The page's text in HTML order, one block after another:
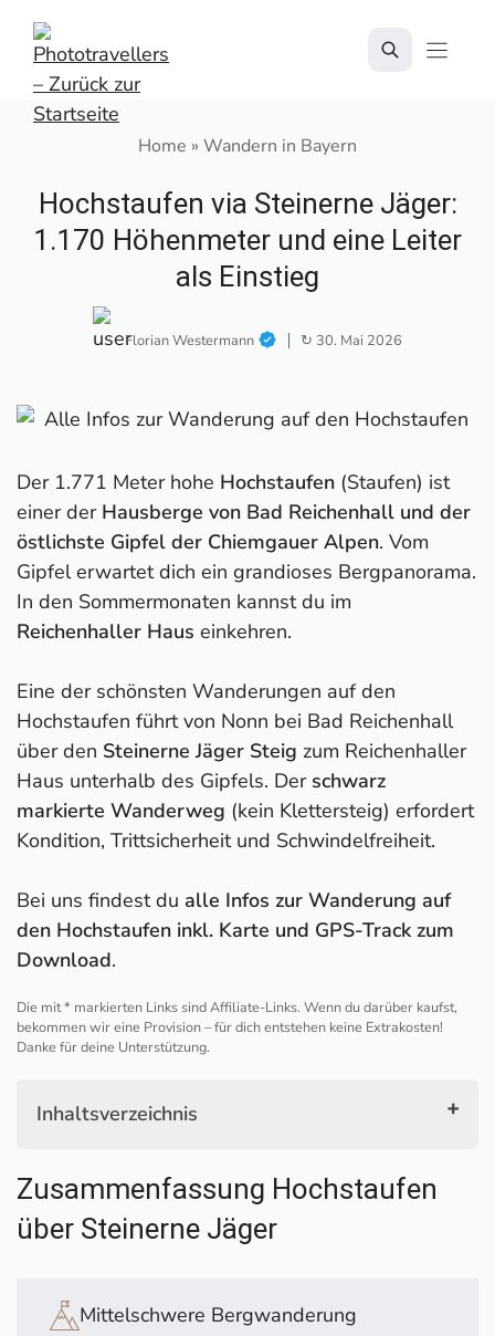
Inhalt
springen
Home » Wandern in Bayern
Hochstaufen via Steinerne Jäger:
1.170 Höhenmeter und eine Leiter
als Einstieg
Florian Westermann ↻ 30. Mai 2026
Der 1.771 Meter hohe Hochstaufen (Staufen) ist
einer der Hausberge von Bad Reichenhall und der
östlichste Gipfel der Chiemgauer Alpen. Vom
Gipfel erwartet dich ein grandioses Bergpanorama.
In den Sommermonaten kannst du im
Reichenhaller Haus einkehren.
Eine der schönsten Wanderungen auf den
Hochstaufen führt von Nonn bei Bad Reichenhall
über den Steinerne Jäger Steig zum Reichenhaller
Haus unterhalb des Gipfels. Der schwarz
markierte Wanderweg (kein Klettersteig) erfordert
Kondition, Trittsicherheit und Schwindelfreiheit.
Bei uns findest du alle Infos zur Wanderung auf
den Hochstaufen inkl. Karte und GPS-Track zum
Download.
Die mit * markierten Links sind Affiliate-Links. Wenn du darüber kaufst,
bekommen wir eine Provision – für dich entstehen keine Extrakosten!
Danke für deine Unterstützung.
Inhaltsverzeichnis
Jäger
Kurz und knapp
Start der Wanderung auf den Hochstaufen
Abstieg vom Hochstaufen
Zusammenfassung Hochstaufen
über Steinerne Jäger
Mittelschwere Bergwanderung